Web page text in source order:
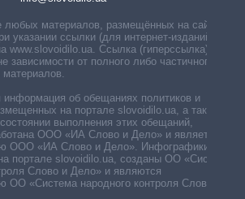
любых материалов, размещённых на сайте,
указании ссылки (для интернет-изданий —
www.slovoidilo.ua. Ссылка (гиперссылка)
зависимости от полного либо частичного
материалов.
информация об обещаниях политиков и
на портале slovoidilo.ua, а также
выполнения этих обещаний,
ООО «ИА Слово и Дело» и является
ООО «ИА Слово и Дело». Инфографики,
портале slovoidilo.ua, созданы ОО «Система
Слово и Дело» и являются
ОО «Система народного контроля Слово и